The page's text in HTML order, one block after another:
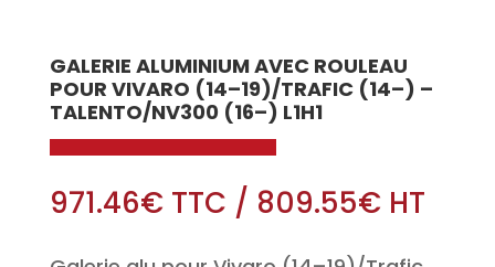
GALERIE ALUMINIUM AVEC ROULEAU
POUR VIVARO (14–19)/TRAFIC (14–) –
TALENTO/NV300 (16–) L1H1
971.46€TTC / 809.55€HT